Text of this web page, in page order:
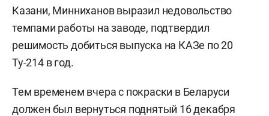
Казани, Минниханов выразил недовольство
темпами работы на заводе, подтвердил
решимость добиться выпуска на КАЗе по 20
Ту-214 в год.
Тем временем вчера с покраски в Беларуси
должен был вернуться поднятый 16 декабря